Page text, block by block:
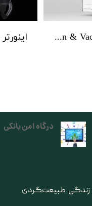
جت فن پاورولوژی | Powerology Jet Fan & Vacuum
زندگی طبیعت‌گردی
درگاه امن بانکی